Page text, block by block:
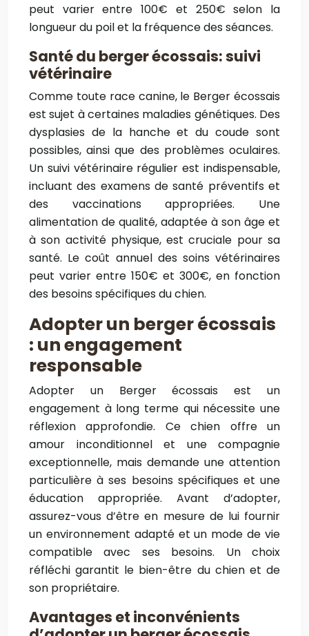
peut varier entre 100€ et 250€ selon la
longueur du poil et la fréquence des séances.
Santé du berger écossais: suivi
vétérinaire
Comme toute race canine, le Berger écossais
est sujet à certaines maladies génétiques. Des
dysplasies de la hanche et du coude sont
possibles, ainsi que des problèmes oculaires.
Un suivi vétérinaire régulier est indispensable,
incluant des examens de santé préventifs et
des vaccinations appropriées. Une
alimentation de qualité, adaptée à son âge et
à son activité physique, est cruciale pour sa
santé. Le coût annuel des soins vétérinaires
peut varier entre 150€ et 300€, en fonction
des besoins spécifiques du chien.
Adopter un berger écossais
: un engagement
responsable
Adopter un Berger écossais est un
engagement à long terme qui nécessite une
réflexion approfondie. Ce chien offre un
amour inconditionnel et une compagnie
exceptionnelle, mais demande une attention
particulière à ses besoins spécifiques et une
éducation appropriée. Avant d’adopter,
assurez-vous d’être en mesure de lui fournir
un environnement adapté et un mode de vie
compatible avec ses besoins. Un choix
réfléchi garantit le bien-être du chien et de
son propriétaire.
Avantages et inconvénients